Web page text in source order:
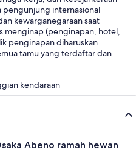
pengunjung internasional
kewarganegaraan saat
menginap (penginapan, hotel,
penginapan diharuskan
tamu yang terdaftar dan
kendaraan
Abeno ramah hewan